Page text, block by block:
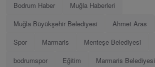
Bodrum Haber
Muğla Haberleri
Muğla Büyükşehir Belediyesi
Ahmet Aras
Spor
Marmaris Menteşe Belediyesi
bodrumspor
Eğitim Marmaris Belediyesi